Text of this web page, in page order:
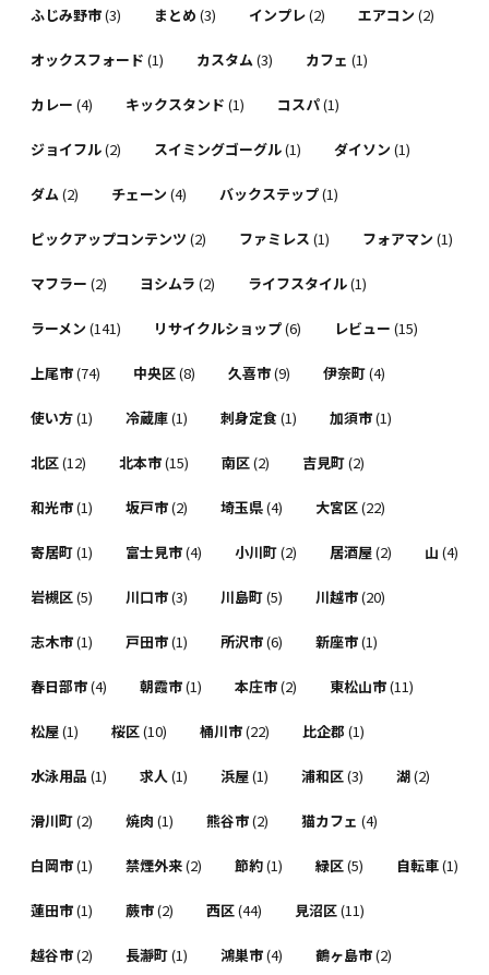
ふじみ野市(3) まとめ (3) インプレ(2) エアコン (2)
オックスフォード (1) カスタム(3) カフェ (1)
カレー (4) キックスタンド (1) コスパ(1)
ジョイフル(2) スイミングゴーグル(1) ダイソン (1)
ダム(2) チェーン (4) バックステップ(1)
ピックアップコンテンツ (2) ファミレス (1) フォアマン (1)
マフラー (2) ヨシムラ (2) ライフスタイル(1)
ラーメン (141) リサイクルショップ(6) レビュー (15)
上尾市(74) 中央区(8) 久喜市(9) 伊奈町(4)
使い方(1) 冷蔵庫(1) 刺身定食(1) 加須市(1)
北区(12) 北本市(15) 南区(2) 吉見町(2)
和光市(1) 坂戸市(2) 埼玉県(4) 大宮区(22)
寄居町(1) 富士見市(4) 小川町(2) 居酒屋(2) 山 (4)
岩槻区(5) 川口市(3) 川島町(5) 川越市(20)
志木市(1) 戸田市(1) 所沢市(6) 新座市(1)
春日部市(4) 朝霞市(1) 本庄市(2) 東松山市(11)
松屋(1) 桜区(10) 桶川市(22) 比企郡 (1)
水泳用品 (1) 求人(1) 浜屋(1) 浦和区(3) 湖(2)
滑川町(2) 焼肉 (1) 熊谷市(2) 猫カフェ (4)
白岡市(1) 禁煙外来(2) 節約(1) 緑区(5) 自転車(1)
蓮田市(1) 蕨市(2) 西区(44) 見沼区(11)
越谷市(2) 長瀞町(1) 鴻巣市(4) 鶴ヶ島市(2)